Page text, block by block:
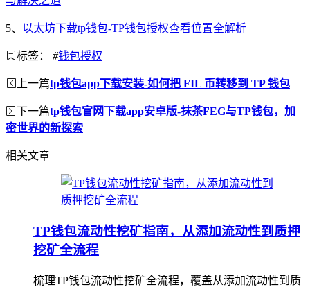
5、 以太坊下载tp钱包-TP钱包授权查看位置全解析
标签： #钱包授权
上一篇tp钱包app下载安装-如何把 FIL 币转移到 TP 钱包
下一篇tp钱包官网下载app安卓版-抹茶FEG与TP钱包，加
密世界的新探索
相关文章
TP钱包流动性挖矿指南，从添加流动性到质押
挖矿全流程
梳理TP钱包流动性挖矿全流程，覆盖从添加流动性到质